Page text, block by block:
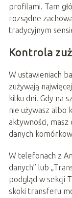
profilami. Tam
rozsądne
tradycyjnym
Kontrola
W ustawieniach
zużywają
kilku dni. Gdy na
nie używasz albo
aktywności,
danych
W telefonach z
danych” lub
podgląd w sekcji
skoki transferu